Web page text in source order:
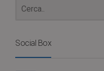
Social Box